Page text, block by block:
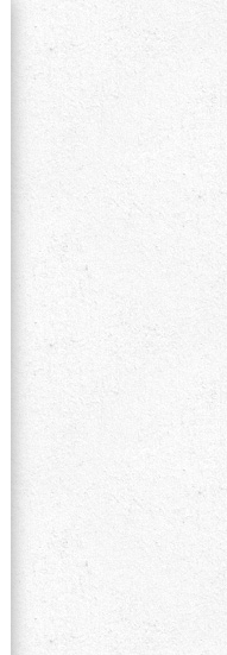
Taller de Cultivo de
Langostino –